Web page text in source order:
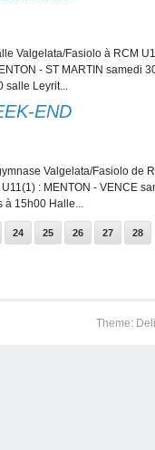
Valgelata/Fasiolo à RCM
- ST MARTIN samedi
salle Leyrit...
END
Valgelata/Fasiolo de
: MENTON - VENCE
à 15h00 Halle...
24 25 26 27 28
Theme: